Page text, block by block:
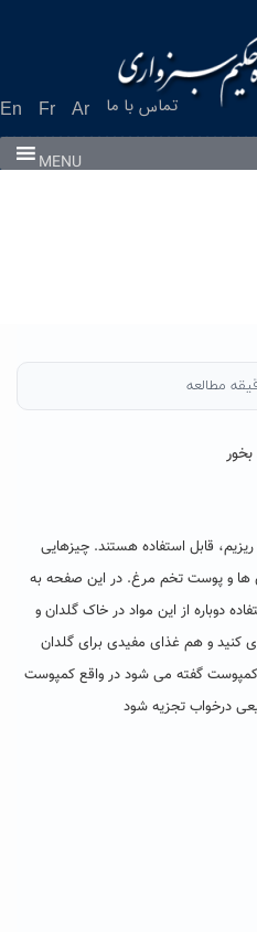
En Fr Ar تماس با ما
MENU
قابل استفاده هستند. چیزهایی
ها و پوست تخم مرغ. در این صفحه به
دوباره از این مواد در خاک گلدان و
‌کنید و هم غذای مفیدی برای گلدان
گفته می شود در واقع کمپوست
درخواب تجزیه شود